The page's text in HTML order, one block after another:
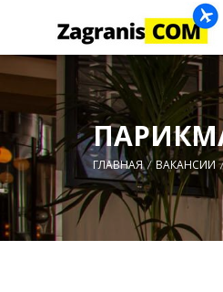
ГЛАВНАЯ ВАКАНСИИ